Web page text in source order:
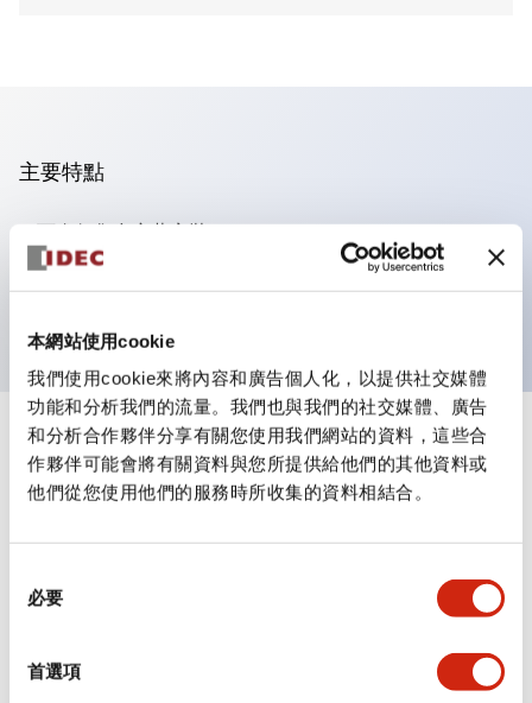
本網站使用cookie
我們使用cookie來將內容和廣告個人化，以提供社交媒體
功能和分析我們的流量。我們也與我們的社交媒體、廣告
和分析合作夥伴分享有關您使用我們網站的資料，這些合
作夥伴可能會將有關資料與您所提供給他們的其他資料或
他們從您使用他們的服務時所收集的資料相結合。
必要
首選項
主要特點
可進行集合密著安裝
附鎖選擇開關採用高安全性的彈子鎖結構
規格 顯示全部
審美規範